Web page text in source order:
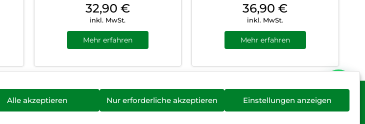
Alle akzeptieren Nur erforderliche akzeptieren Einstellungen anzeigen
32,90 €
inkl. MwSt.
Mehr erfahren
36,90€
inkl. MwSt.
Mehr erfahren
widerrufen Hinweis zur Batterieentsorgung Newsletter